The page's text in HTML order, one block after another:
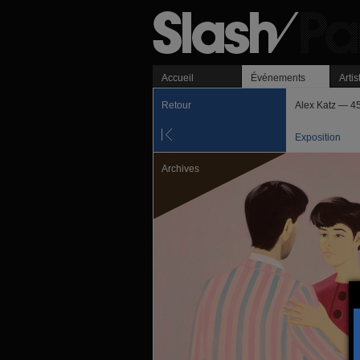
Accueil Événements
Retour Alex Katz —
Exposition
Archives